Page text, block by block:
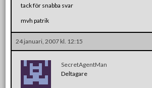
tack för snabba svar
mvh patrik
24 januari, 2007 kl. 12:15
SecretAgentMan
Deltagare